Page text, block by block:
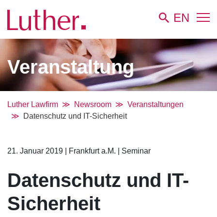
EN
Veranstaltung
Luther Lawfirm Newsroom
Veranstaltungen
Datenschutz und IT-Sicherheit
21. Januar 2019 Frankfurt a.M. Seminar
Datenschutz und IT-
Sicherheit